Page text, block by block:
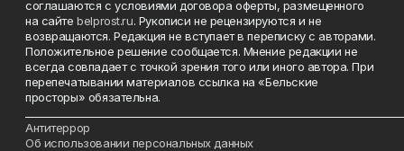
соглашаются с условиями договора оферты, размещенного
на сайтеbelprost.ru. Рукописи не рецензируются и не
возвращаются. Редакция не вступает в переписку с авторами.
Положительное решение сообщается. Мнение редакции не
всегда совпадает с точкой зрения того или иного автора. При
перепечатывании материалов ссылка на «Бельские
просторы» обязательна.
Антитеррор
Об использовании персональных данных